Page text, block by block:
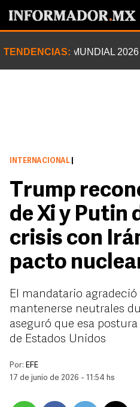
TENDENCIAS: MUNDIAL 2026
INTERNACIONAL
Trump
de Xi y Putin
crisis con
pacto
El mandatario
mantenerse neutrales
aseguró que esa
de Estados Unidos
Por: EFE
17 de junio de 2026 - 11:54 hs